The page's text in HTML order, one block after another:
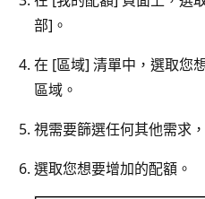
部] 。
在 [區域] 清單中，選取您
區域。
視需要篩選任何其他需求
選取您想要增加的配額。